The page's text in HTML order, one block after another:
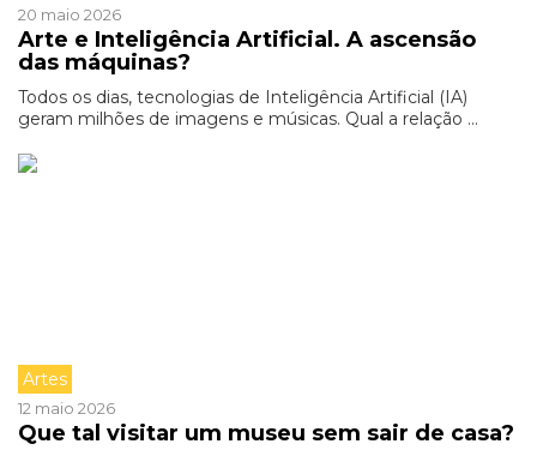
20 maio 2026
Arte e Inteligência Artificial. A ascensão
das máquinas?
Todos os dias, tecnologias de Inteligência Artificial (IA)
geram milhões de imagens e músicas. Qual a relação ...
Artes
12 maio 2026
Que tal visitar um museu sem sair de casa?